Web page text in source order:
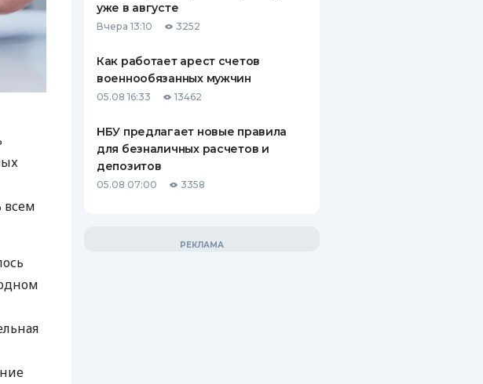
всем
уже в августе
Вчера 13:10 3252
Как работает арест счетов
военнообязанных мужчин
05.08 16:33 13462
НБУ предлагает новые правила
для безналичных расчетов и
депозитов
05.08 07:00 3358